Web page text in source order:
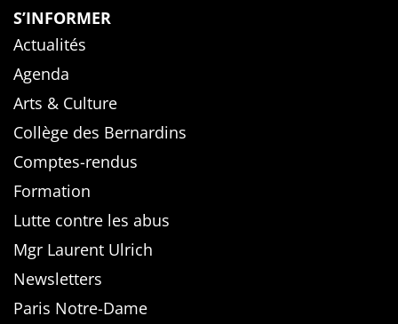
S’INFORMER
Actualités
Agenda
Arts & Culture
Collège des Bernardins
Comptes-rendus
Formation
Lutte contre les abus
Mgr Laurent Ulrich
Newsletters
Paris Notre-Dame